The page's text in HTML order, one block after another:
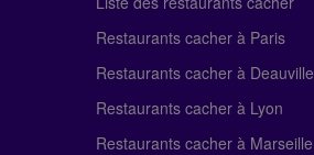
Restaurants cacher à Paris
Restaurants cacher à Deauville
Restaurants cacher à Lyon
Restaurants cacher à Marseille